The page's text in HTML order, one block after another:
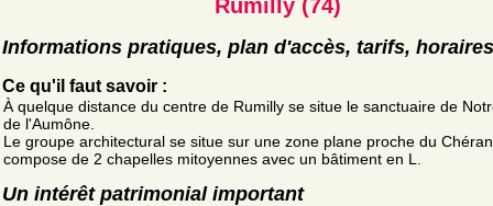
Rumilly (74)
Informations pratiques, plan d'accès, tarifs, horaires
Ce qu'il faut savoir :
À quelque distance du centre de Rumilly se situe le sanctuaire de
de l'Aumône.
Le groupe architectural se situe sur une zone plane proche du
compose de 2 chapelles mitoyennes avec un bâtiment en L.
Un intérêt patrimonial important